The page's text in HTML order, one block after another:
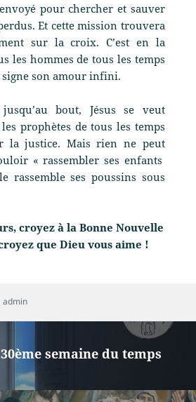
pour chercher et sauver
Et cette mission trouvera
sur la croix. C’est en la
les hommes de tous les temps
son amour infini.
bout, Jésus se veut
prophètes de tous les temps
la justice. Mais rien ne peut
« rassembler ses enfants
rassemble ses poussins sous
croyez à la Bonne Nouvelle
que Dieu vous aime !
admin
semaine du temps